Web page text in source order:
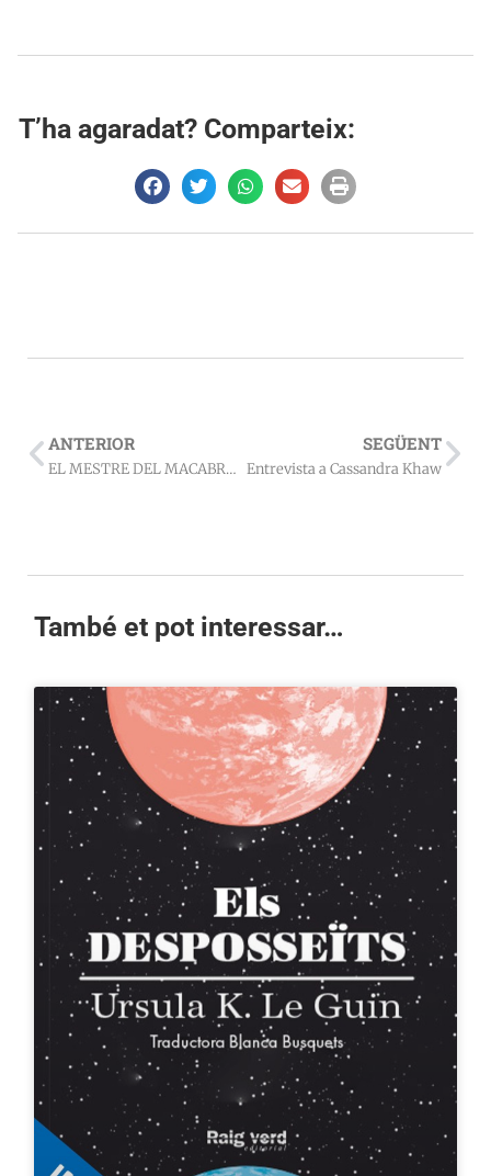
T’ha agaradat? Comparteix:
ANTERIOR
EL MESTRE DEL MACABRE: EDGAR ALLAN POE I LES SEVES OBRES (2019) – Jordi Llavoré
SEGÜENT
Entrevista a Cassandra Khaw
També et pot interessar…